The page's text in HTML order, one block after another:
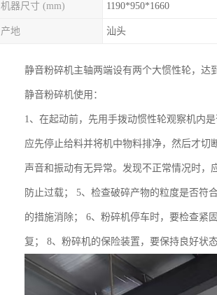
机器尺寸 (mm) 1190*950*1660
产地 汕头
静音粉碎机主轴两端设有两个大惯性轮，达
静音粉碎机使用：
1、在起动前，先用手拨动惯性轮观察机内
应先停止给料并将机中物料排净，然后才切
声音和振动有无异常。发现不正常情况时，
防止过载； 5、检查破碎产物的粒度是否符
的措施消除； 6、粉碎机停车时，要检查紧
复； 8、粉碎机的保险装置，要保持良好状